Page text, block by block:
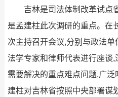
吉林是司法体制改革试点
是孟建柱此次调研的重点。在
次主持召开会议,分别与政法单
法学专家和律师代表进行座谈
需要解决的重点难点问题,广
建柱对吉林省按照中央部署谋